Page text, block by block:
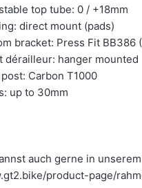
top tube: 0 / +18mm
direct mount (pads)
bracket: Press Fit BB386
dérailleur: hanger mounted
Carbon T1000
up to 30mm
auch gerne in
product-page/